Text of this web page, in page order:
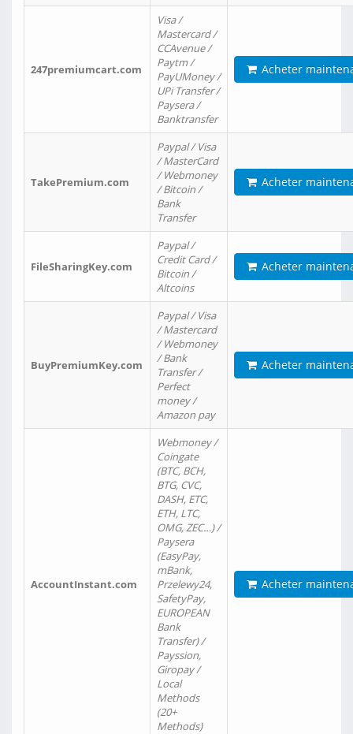
247premiumcart.com
Visa /
Mastercard /
CCAvenue /
Paytm /
PayUMoney /
UPi Transfer /
Paysera /
Banktransfer
Acheter
TakePremium.com
Paypal / Visa
/ MasterCard
/ Webmoney
/ Bitcoin /
Bank
Transfer
Acheter
FileSharingKey.com
Paypal /
Credit Card /
Bitcoin /
Altcoins
Acheter
BuyPremiumKey.com
Paypal / Visa
/ Mastercard
/ Webmoney
/ Bank
Transfer /
Perfect
money /
Amazon pay
Acheter
AccountInstant.com
Webmoney /
Coingate
(BTC, BCH,
BTG, CVC,
DASH, ETC,
ETH, LTC,
OMG, ZEC…) /
Paysera
(EasyPay,
mBank,
Przelewy24,
SafetyPay,
EUROPEAN
Bank
Transfer) /
Payssion,
Giropay /
Local
Methods
(20+
Methods)
Acheter